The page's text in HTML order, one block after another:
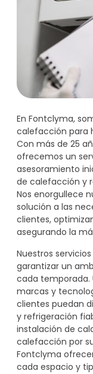
En Fontclyma,
calefacción para
Con más de 25
ofrecemos un
asesoramiento
de calefacción y
Nos enorgullece
solución a las
clientes,
asegurando la
Nuestros
garantizar un
cada temporada.
marcas y
clientes puedan
y refrigeración
instalación de
calefacción por
Fontclyma
cada espacio y